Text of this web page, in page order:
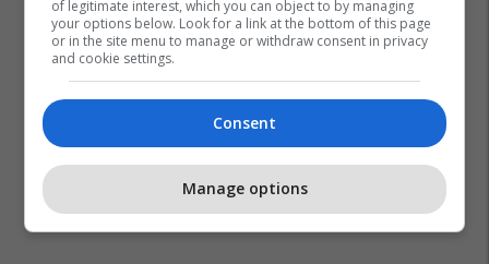
of legitimate interest, which you can object to by managing
your options below. Look for a link at the bottom of this page
or in the site menu to manage or withdraw consent in privacy
and cookie settings.
Consent
Manage options